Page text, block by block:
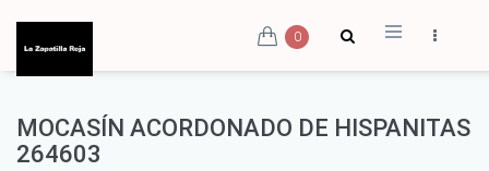
0
MOCASÍN ACORDONADO DE HISPANITAS
264603